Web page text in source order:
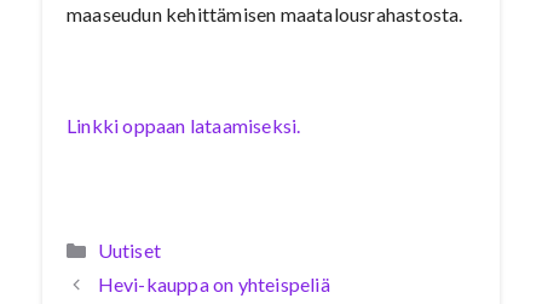
maaseudun kehittämisen maatalousrahastosta.
Linkki oppaan lataamiseksi.
Kategoriat
Uutiset
Hevi-kauppa on yhteispeliä